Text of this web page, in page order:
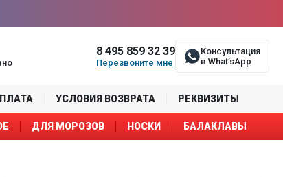
8 495 859 32 39
Перезвоните мне
Консультация
в What’sApp
УСЛОВИЯ ВОЗВРАТА РЕКВИЗИТЫ
ДЛЯ МОРОЗОВ НОСКИ БАЛАКЛАВЫ